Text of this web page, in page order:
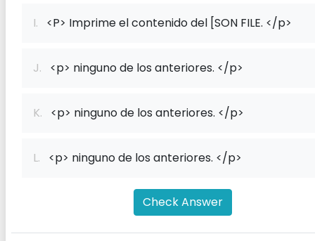
I. <P> Imprime el contenido del [SON FILE. </p>
J. <p> ninguno de los anteriores. </p>
K. <p> ninguno de los anteriores. </p>
L. <p> ninguno de los anteriores. </p>
Check Answer